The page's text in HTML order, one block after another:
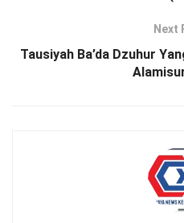
Next
Tausiyah Ba’da Dzuhur